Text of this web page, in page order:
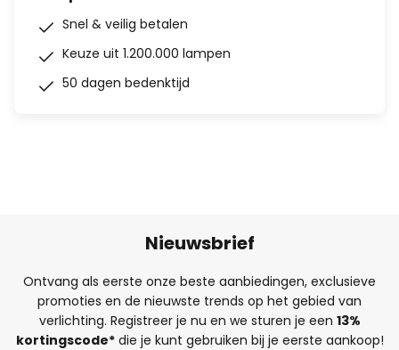
Snel & veilig betalen
Keuze uit 1.200.000 lampen
50 dagen bedenktijd
Nieuwsbrief
Ontvang als eerste onze beste aanbiedingen, exclusieve
promoties en de nieuwste trends op het gebied van
verlichting. Registreer je nu en we sturen je een 13%
kortingscode*die je kunt gebruiken bij je eerste aankoop!